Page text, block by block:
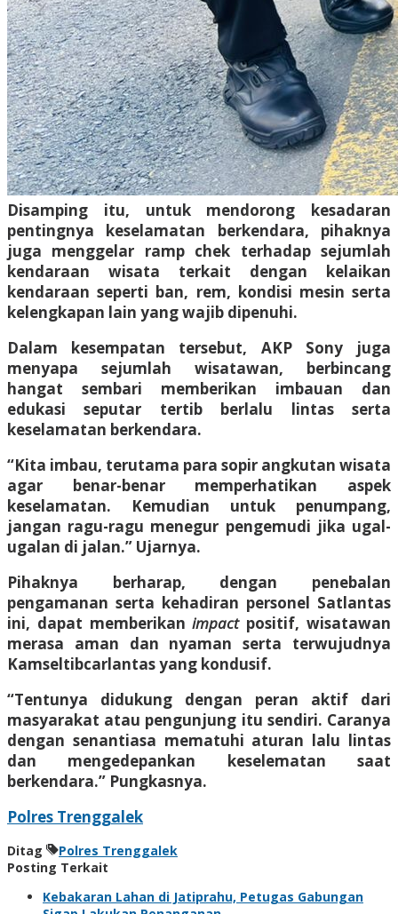
Disamping itu, untuk mendorong kesadaran
pentingnya keselamatan berkendara, pihaknya
juga menggelar ramp chek terhadap sejumlah
kendaraan wisata terkait dengan kelaikan
kendaraan seperti ban, rem, kondisi mesin serta
kelengkapan lain yang wajib dipenuhi.
Dalam kesempatan tersebut, AKP Sony juga
menyapa sejumlah wisatawan, berbincang
hangat sembari memberikan imbauan dan
edukasi seputar tertib berlalu lintas serta
keselamatan berkendara.
“Kita imbau, terutama para sopir angkutan wisata
agar benar-benar memperhatikan aspek
keselamatan. Kemudian untuk penumpang,
jangan ragu-ragu menegur pengemudi jika ugal-
ugalan di jalan.” Ujarnya.
Pihaknya berharap, dengan penebalan
pengamanan serta kehadiran personel Satlantas
ini, dapat memberikanimpactpositif, wisatawan
merasa aman dan nyaman serta terwujudnya
Kamseltibcarlantas yang kondusif.
“Tentunya didukung dengan peran aktif dari
masyarakat atau pengunjung itu sendiri. Caranya
dengan senantiasa mematuhi aturan lalu lintas
dan mengedepankan keselematan saat
berkendara.” Pungkasnya.
Polres Trenggalek
Ditag
Polres Trenggalek
Posting Terkait
Kebakaran Lahan di Jatiprahu, Petugas Gabungan